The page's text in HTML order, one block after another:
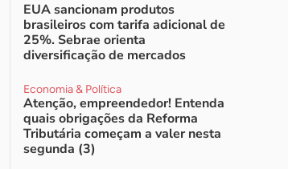
EUA sancionam produtos
brasileiros com tarifa adicional de
25%. Sebrae orienta
diversificação de mercados
Economia & Política
Atenção, empreendedor! Entenda
quais obrigações da Reforma
Tributária começam a valer nesta
segunda (3)